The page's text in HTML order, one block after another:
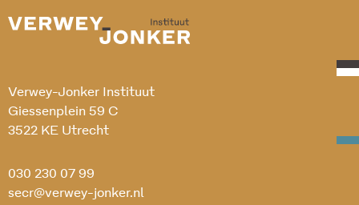
Verwey-Jonker Instituut
Giessenplein 59 C
3522 KE Utrecht
030 230 07 99
secr@verwey-jonker.nl